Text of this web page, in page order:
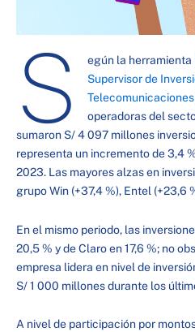
S egún la herramienta
Supervisor de
operadoras del
sumaron S/ 4 097 millones
representa un incremento de 3,4
2023. Las mayores alzas en
grupo Win (+37,4 %), Entel (+23,6
En el mismo periodo, las
20,5 % y de Claro en 17,6 %; no
empresa lidera en nivel de
S/ 1 000 millones durante los
A nivel de participación por